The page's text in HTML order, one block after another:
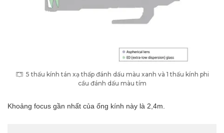
5 thấu kính tán xạ thấp đánh dấu màu xanh và 1 thấu kính phi
cầu đánh dấu màu tím
Khoảng focus gần nhất của ống kính này là 2,4m.